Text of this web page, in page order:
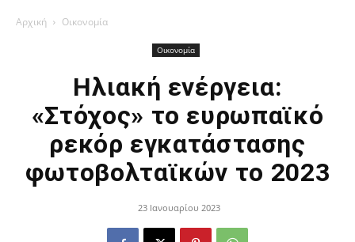
Αρχική Οικονομία
Οικονομία
Ηλιακή ενέργεια:
«Στόχος» το ευρωπαϊκό
ρεκόρ εγκατάστασης
φωτοβολταϊκών το 2023
23 Ιανουαρίου 2023